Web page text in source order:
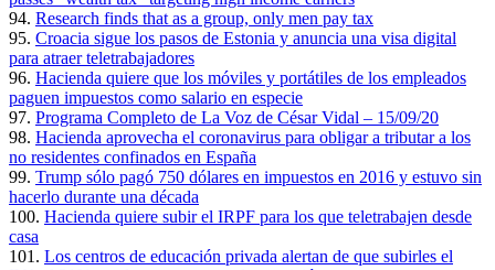
94. Research finds that as a group, only men pay tax
95. Croacia sigue los pasos de Estonia y anuncia una visa digital
para atraer teletrabajadores
96. Hacienda quiere que los móviles y portátiles de los empleados
paguen impuestos como salario en especie
97. Programa Completo de La Voz de César Vidal – 15/09/20
98. Hacienda aprovecha el coronavirus para obligar a tributar a los
no residentes confinados en España
99. Trump sólo pagó 750 dólares en impuestos en 2016 y estuvo sin
hacerlo durante una década
100. Hacienda quiere subir el IRPF para los que teletrabajen desde
casa
101. Los centros de educación privada alertan de que subirles el